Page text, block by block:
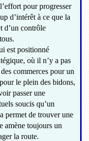
pour progresser
d’intérêt à ce que la
d’un contrôle
est positionné
où il n’y a pas
commerces pour un
le plein des bidons,
passer une
soucis qu’un
permet de trouver une
amène toujours un
la route.